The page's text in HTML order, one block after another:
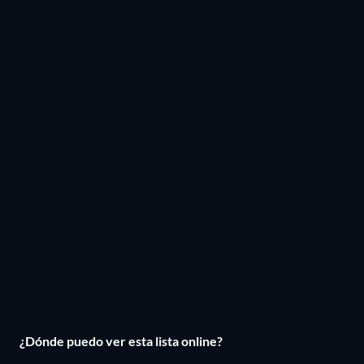
¿Dónde puedo ver esta lista online?